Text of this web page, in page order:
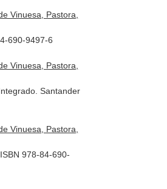
Vinuesa, Pastora,
690-9497-6
Vinuesa, Pastora,
Santander
Vinuesa, Pastora,
978-84-690-